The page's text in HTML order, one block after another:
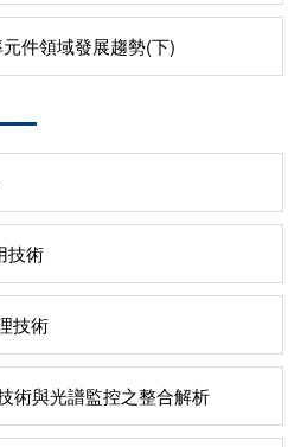
件領域發展趨勢(下)
技術
技術
術與光譜監控之整合解析